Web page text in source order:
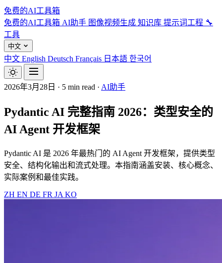
免费的AI工具箱
免费的AI工具箱 AI助手 图像视频生成 知识库 提示词工程 🔧
工具
中文
中文 English Deutsch Français 日本語 한국어
2026年3月28日 · 5 min read · AI助手
Pydantic AI 完整指南 2026：类型安全的
AI Agent 开发框架
Pydantic AI 是 2026 年最热门的 AI Agent 开发框架，提供类型
安全、结构化输出和流式处理。本指南涵盖安装、核心概念、
实际案例和最佳实践。
ZH EN DE FR JA KO